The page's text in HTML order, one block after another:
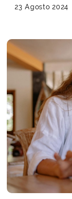
23 Agosto 2024